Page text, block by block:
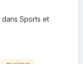
dans Sports et